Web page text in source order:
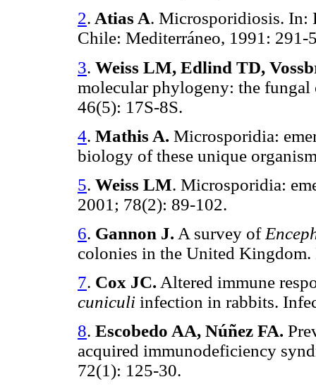
2. Atias A. Microsporidiosis. In:
Chile: Mediterráneo, 1991: 291-
3. Weiss LM, Edlind TD,
molecular phylogeny: the
46(5): 17S-8S.
4. Mathis A. Microsporidia:
biology of these unique
5. Weiss LM. Microsporidia:
2001; 78(2): 89-102.
6. Gannon J. A survey of
colonies in the United
7. Cox JC. Altered immune
cuniculi infection in rabbits.
8. Escobedo AA, Núñez FA.
acquired immunodeficiency
72(1): 125-30.